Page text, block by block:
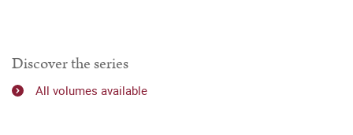
Discover the series
All volumes available